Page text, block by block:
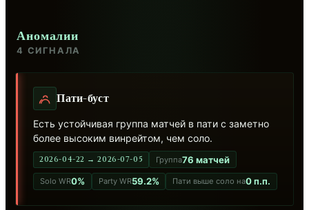
Аномалии
4 СИГНАЛА
Пати-буст
Есть устойчивая группа матчей в пати с заметно
более высоким винрейтом, чем соло.
2026-04-22 → 2026-07-05 Группа76 матчей
Solo WR0% Party WR59.2% Пати выше соло на0 п.п.